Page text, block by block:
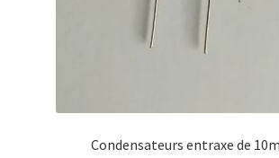
Condensateurs entraxe de